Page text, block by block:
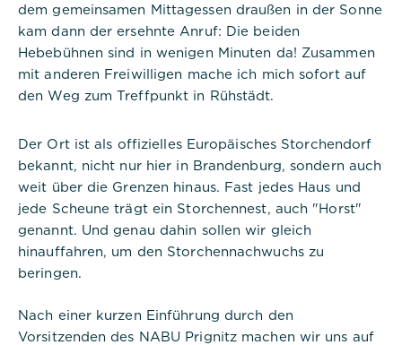
dem gemeinsamen Mittagessen draußen in der Sonne
kam dann der ersehnte Anruf: Die beiden
Hebebühnen sind in wenigen Minuten da! Zusammen
mit anderen Freiwilligen mache ich mich sofort auf
den Weg zum Treffpunkt in Rühstädt.
Der Ort ist als offizielles Europäisches Storchendorf
bekannt, nicht nur hier in Brandenburg, sondern auch
weit über die Grenzen hinaus. Fast jedes Haus und
jede Scheune trägt ein Storchennest, auch "Horst"
genannt. Und genau dahin sollen wir gleich
hinauffahren, um den Storchennachwuchs zu
beringen.
Nach einer kurzen Einführung durch den
Vorsitzenden des NABU Prignitz machen wir uns auf